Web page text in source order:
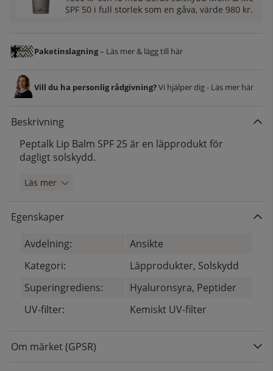
SPF 50 i full storlek som en gåva, värde 980 kr.
Paketinslagning– Läs mer & lägg till här
Vill du ha personlig rådgivning?Vi hjälper dig - Läs mer här
Beskrivning
Peptalk Lip Balm SPF 25 är en läpprodukt för
dagligt solskydd.
Läs mer
Egenskaper
Avdelning:
Ansikte
Kategori:
Läpprodukter, Solskydd
Superingrediens:
Hyaluronsyra, Peptider
UV-filter:
Kemiskt UV-filter
Om märket (GPSR)